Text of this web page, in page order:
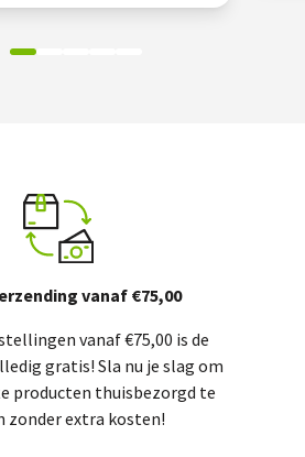
vanaf €75,00
vanaf €75,00 is de
gratis! Sla nu je slag om
producten thuisbezorgd te
zonder extra kosten!